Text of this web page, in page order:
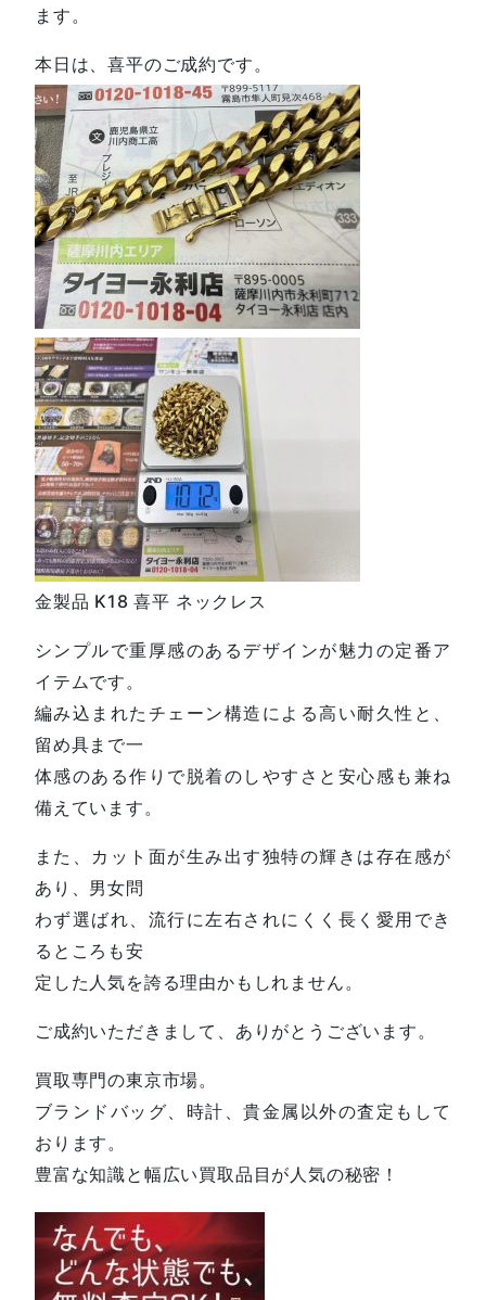
ます。
本日は、喜平のご成約です。
金製品 K18 喜平 ネックレス
シンプルで重厚感のあるデザインが魅力の定番ア
イテムです。
編み込まれたチェーン構造による高い耐久性と、
留め具まで一
体感のある作りで脱着のしやすさと安心感も兼ね
備えています。
また、カット面が生み出す独特の輝きは存在感が
あり、男女問
わず選ばれ、流行に左右されにくく長く愛用でき
るところも安
定した人気を誇る理由かもしれません。
ご成約いただきまして、ありがとうございます。
買取専門の東京市場。
ブランドバッグ、時計、貴金属以外の査定もして
おります。
豊富な知識と幅広い買取品目が人気の秘密！